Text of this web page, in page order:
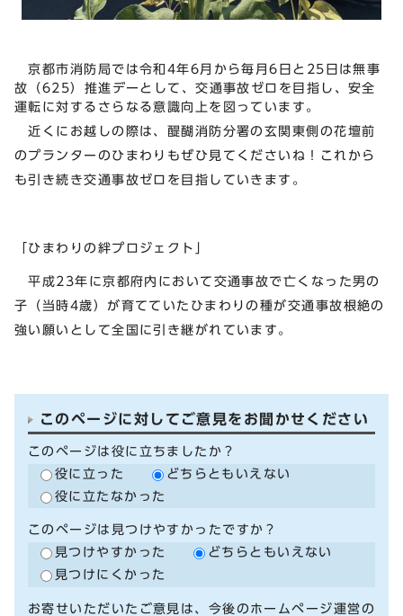
京都市消防局では令和4年6月から毎月6日と25日は無事
故（625）推進デーとして、交通事故ゼロを目指し、安全
運転に対するさらなる意識向上を図っています。
近くにお越しの際は、醍醐消防分署の玄関東側の花壇前
のプランターのひまわりもぜひ見てくださいね！これから
も引き続き交通事故ゼロを目指していきます。
「ひまわりの絆プロジェクト」
平成23年に京都府内において交通事故で亡くなった男の
子（当時4歳）が育てていたひまわりの種が交通事故根絶の
強い願いとして全国に引き継がれています。
このページに対してご意見をお聞かせください
このページは役に立ちましたか？
役に立った
どちらともいえない
役に立たなかった
このページは見つけやすかったですか？
見つけやすかった
どちらともいえない
見つけにくかった
お寄せいただいたご意見は、今後のホームページ運営の